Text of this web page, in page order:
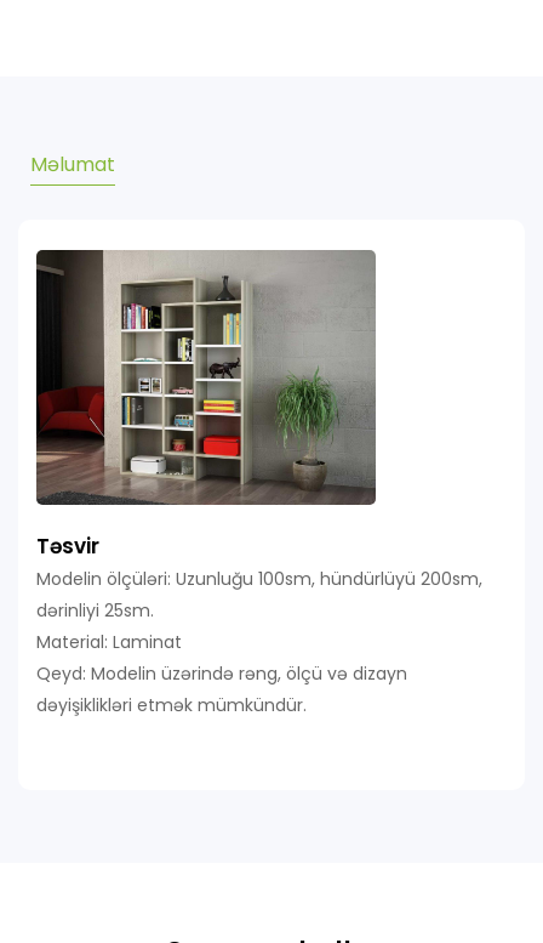
Məlumat
Təsvir
Modelin ölçüləri: Uzunluğu 100sm, hündürlüyü 200sm,
dərinliyi 25sm.
Material: Laminat
Qeyd: Modelin üzərində rəng, ölçü və dizayn
dəyişiklikləri etmək mümkündür.